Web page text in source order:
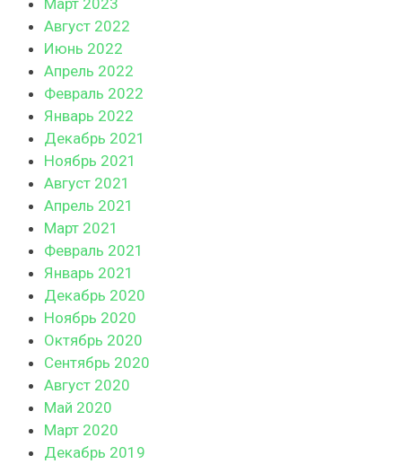
Август 2022
Июнь 2022
Апрель 2022
Февраль 2022
Январь 2022
Декабрь 2021
Ноябрь 2021
Август 2021
Апрель 2021
Март 2021
Февраль 2021
Январь 2021
Декабрь 2020
Ноябрь 2020
Октябрь 2020
Сентябрь 2020
Август 2020
Май 2020
Март 2020
Декабрь 2019